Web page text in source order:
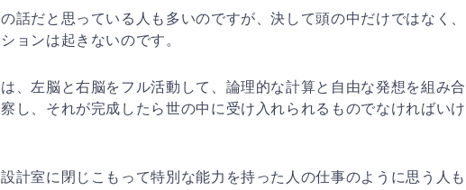
話だと思っている人も多いのですが、決して頭の中だけではなく、
ョンは起きないのです。
、左脳と右脳をフル活動 して、論理的な計算と自由な発想を組み合
し、それが完成したら世の中に受け入れられるものでなければいけ
計室に閉じこもって特別 な能力を持った人の仕事のように思う人も